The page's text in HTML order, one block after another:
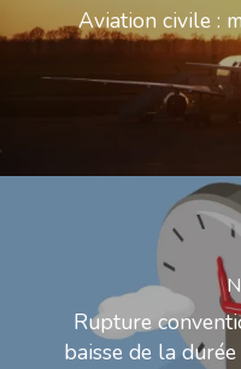
Aviation civile :
Rupture
baisse de la